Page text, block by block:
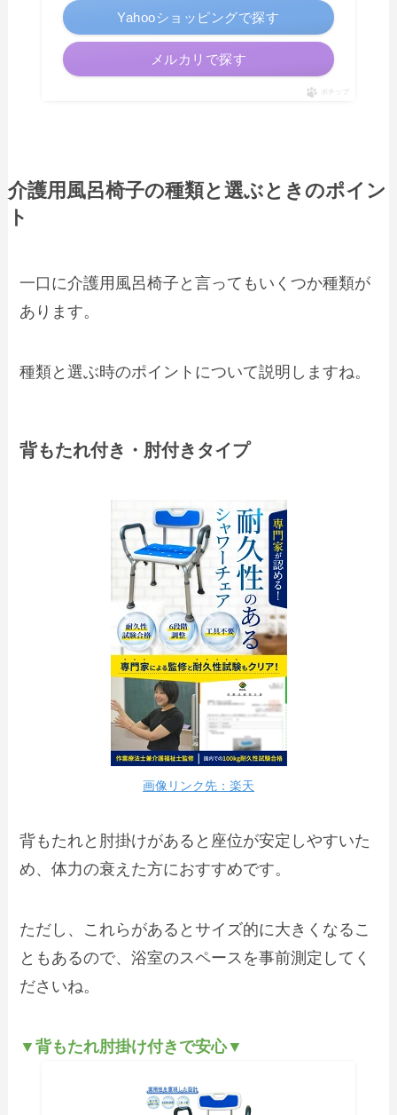
Yahooショッピングで探す
メルカリで探す
ポチップ
介護用風呂椅子の種類と選ぶときのポイン
ト
一口に介護用風呂椅子と言ってもいくつか種類が
あります。
種類と選ぶ時のポイントについて説明しますね。
背もたれ付き・肘付きタイプ
画像リンク先：楽天
背もたれと肘掛けがあると座位が安定しやすいた
め、体力の衰えた方におすすめです。
ただし、これらがあるとサイズ的に大きくなるこ
ともあるので、浴室のスペースを事前測定してく
ださいね。
▼背もたれ肘掛け付きで安心▼